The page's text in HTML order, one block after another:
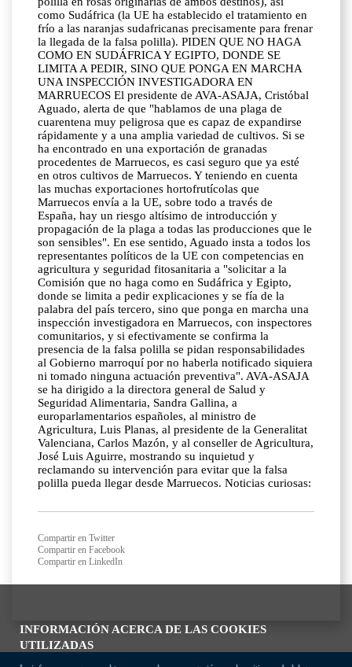
INFORMACIÓN ACERCA DE LAS COOKIES
UTILIZADAS
como Sudáfrica (la UE ha establecido el tratamiento en
frío a las naranjas sudafricanas precisamente para frenar
la llegada de la falsa polilla). PIDEN QUE NO HAGA
COMO EN SUDÁFRICA Y EGIPTO, DONDE SE
LIMITA A PEDIR, SINO QUE PONGA EN MARCHA
UNA INSPECCIÓN INVESTIGADORA EN
MARRUECOS El presidente de AVA-ASAJA, Cristóbal
Aguado, alerta de que "hablamos de una plaga de
cuarentena muy peligrosa que es capaz de expandirse
rápidamente y a una amplia variedad de cultivos. Si se
ha encontrado en una exportación de granadas
procedentes de Marruecos, es casi seguro que ya esté
en otros cultivos de Marruecos. Y teniendo en cuenta
las muchas exportaciones hortofrutícolas que
Marruecos envía a la UE, sobre todo a través de
España, hay un riesgo altísimo de introducción y
propagación de la plaga a todas las producciones que le
son sensibles". En ese sentido, Aguado insta a todos los
representantes políticos de la UE con competencias en
agricultura y seguridad fitosanitaria a "solicitar a la
Comisión que no haga como en Sudáfrica y Egipto,
donde se limita a pedir explicaciones y se fía de la
palabra del país tercero, sino que ponga en marcha una
inspección investigadora en Marruecos, con inspectores
comunitarios, y si efectivamente se confirma la
presencia de la falsa polilla se pidan responsabilidades
al Gobierno marroquí por no haberla notificado siquiera
ni tomado ninguna actuación preventiva". AVA-ASAJA
se ha dirigido a la directora general de Salud y
Seguridad Alimentaria, Sandra Gallina, a
europarlamentarios españoles, al ministro de
Agricultura, Luis Planas, al presidente de la Generalitat
Valenciana, Carlos Mazón, y al conseller de Agricultura,
José Luis Aguirre, mostrando su inquietud y
reclamando su intervención para evitar que la falsa
polilla pueda llegar desde Marruecos. Noticias curiosas:
Compartir en Twitter
Compartir en Facebook
Compartir en LinkedIn